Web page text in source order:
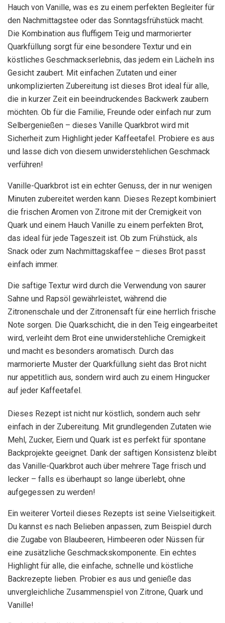
Hauch von Vanille, was es zu einem perfekten Begleiter für
den Nachmittagstee oder das Sonntagsfrühstück macht.
Die Kombination aus fluffigem Teig und marmorierter
Quarkfüllung sorgt für eine besondere Textur und ein
köstliches Geschmackserlebnis, das jedem ein Lächeln ins
Gesicht zaubert. Mit einfachen Zutaten und einer
unkomplizierten Zubereitung ist dieses Brot ideal für alle,
die in kurzer Zeit ein beeindruckendes Backwerk zaubern
möchten. Ob für die Familie, Freunde oder einfach nur zum
Selbergenießen – dieses Vanille Quarkbrot wird mit
Sicherheit zum Highlight jeder Kaffeetafel. Probiere es aus
und lasse dich von diesem unwiderstehlichen Geschmack
verführen!
Vanille-Quarkbrot ist ein echter Genuss, der in nur wenigen
Minuten zubereitet werden kann. Dieses Rezept kombiniert
die frischen Aromen von Zitrone mit der Cremigkeit von
Quark und einem Hauch Vanille zu einem perfekten Brot,
das ideal für jede Tageszeit ist. Ob zum Frühstück, als
Snack oder zum Nachmittagskaffee – dieses Brot passt
einfach immer.
Die saftige Textur wird durch die Verwendung von saurer
Sahne und Rapsöl gewährleistet, während die
Zitronenschale und der Zitronensaft für eine herrlich frische
Note sorgen. Die Quarkschicht, die in den Teig eingearbeitet
wird, verleiht dem Brot eine unwiderstehliche Cremigkeit
und macht es besonders aromatisch. Durch das
marmorierte Muster der Quarkfüllung sieht das Brot nicht
nur appetitlich aus, sondern wird auch zu einem Hingucker
auf jeder Kaffeetafel.
Dieses Rezept ist nicht nur köstlich, sondern auch sehr
einfach in der Zubereitung. Mit grundlegenden Zutaten wie
Mehl, Zucker, Eiern und Quark ist es perfekt für spontane
Backprojekte geeignet. Dank der saftigen Konsistenz bleibt
das Vanille-Quarkbrot auch über mehrere Tage frisch und
lecker – falls es überhaupt so lange überlebt, ohne
aufgegessen zu werden!
Ein weiterer Vorteil dieses Rezepts ist seine Vielseitigkeit.
Du kannst es nach Belieben anpassen, zum Beispiel durch
die Zugabe von Blaubeeren, Himbeeren oder Nüssen für
eine zusätzliche Geschmackskomponente. Ein echtes
Highlight für alle, die einfache, schnelle und köstliche
Backrezepte lieben. Probier es aus und genieße das
unvergleichliche Zusammenspiel von Zitrone, Quark und
Vanille!